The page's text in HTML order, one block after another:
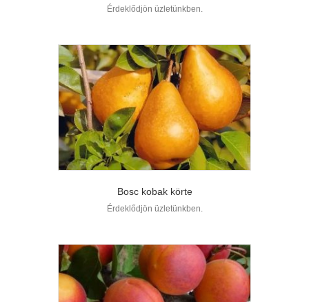
Érdeklődjön üzletünkben.
Bosc kobak körte
Érdeklődjön üzletünkben.